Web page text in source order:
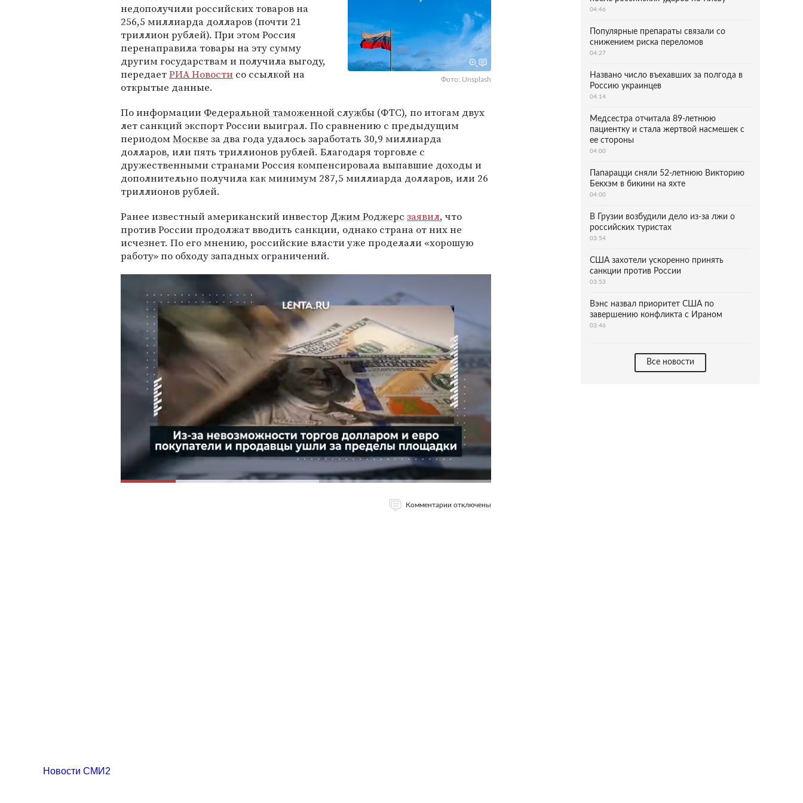
Фото: Unsplash
недополучили российских товаров на
256,5 миллиарда долларов (почти 21
триллион рублей). При этом Россия
перенаправила товары на эту сумму
другим государствам и получила выгоду,
передаетРИА Новости со ссылкой на
открытые данные.
По информации Федеральной таможенной службы (ФТС), по итогам двух
лет санкций экспорт России выиграл. По сравнению с предыдущим
периодомМоскве за два года удалось заработать 30,9 миллиарда
долларов, или пять триллионов рублей. Благодаря торговле с
дружественными странами Россия компенсировала выпавшие доходы и
дополнительно получила как минимум 287,5 миллиарда долларов, или 26
триллионов рублей.
Ранее известный американский инвестор Джим Роджерс заявил, что
против России продолжат вводить санкции, однако страна от них не
исчезнет. По его мнению, российские власти уже проделали «хорошую
работу» по обходу западных ограничений.
Комментарии отключены
04:46
Популярные препараты связали со
снижением риска переломов
04:27
Названо число въехавших за полгода в
Россию украинцев
04:14
Медсестра отчитала 89-летнюю
пациентку и стала жертвой насмешек с
ее стороны
04:00
Папарацци сняли 52-летнюю Викторию
Бекхэм в бикини на яхте
04:00
В Грузии возбудили дело из-за лжи о
российских туристах
03:54
США захотели ускоренно принять
санкции против России
03:53
Вэнс назвал приоритет США по
завершению конфликта с Ираном
03:46
Все новости
Новости СМИ2